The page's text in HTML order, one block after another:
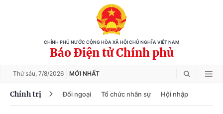
CHÍNH PHỦ NƯỚC CỘNG HÒA XÃ HỘI CHỦ NGHĨA VIỆT NAM
Báo Điện tử Chính phủ
Thứ sáu, 7/8/2026 MỚI NHẤT
Chính trị Đối ngoại Tổ chức nhân sự Hội nhập